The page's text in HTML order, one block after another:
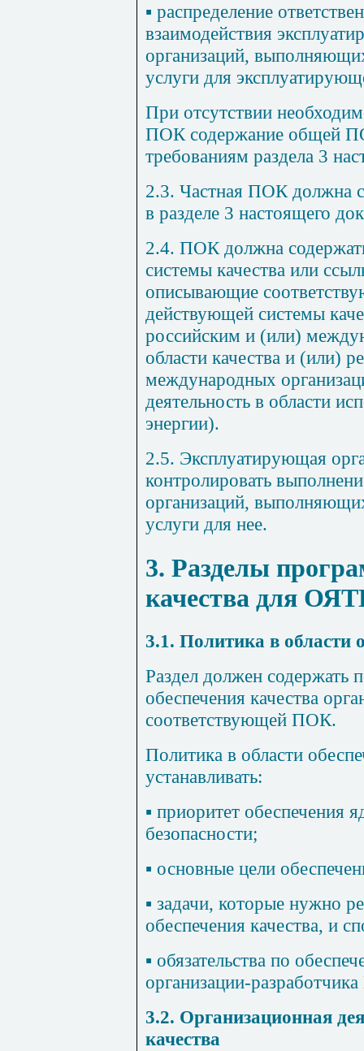
▪ распределение
взаимодействия
организаций,
услуги для
При отсутствии
ПОК содержание общей
требованиям раздела 3
2.3. Частная ПОК должна
в разделе 3 настоящего
2.4. ПОК должна
системы качества или
описывающие
действующей системы
российским и (или)
области качества и (или)
международных
деятельность в области
энергии).
2.5. Эксплуатирующая
контролировать
организаций,
услуги для нее.
3. Разделы
качества для
3.1. Политика в области
Раздел должен содержать
обеспечения качества
соответствующей ПОК.
Политика в области
устанавливать:
▪ приоритет обеспечения
безопасности;
▪ основные цели
▪ задачи, которые нужно
обеспечения качества, и
▪ обязательства по
организации-
3.2. Организационная
качества